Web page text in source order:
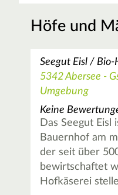
Höfe und
Seegut Eisl /
5342 Abersee -
Umgebung
Keine
Das Seegut
Bauernhof am
der seit über
bewirtschaftet
Hofkäserei